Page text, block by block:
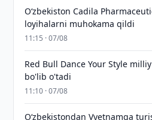
Oʻzbekiston Cadila
loyihalarni muhokama qildi
11:15 · 07/08
Red Bull Dance Your Style
bo'lib o'tadi
11:10 · 07/08
O‘zbekistondan Vyetnamga